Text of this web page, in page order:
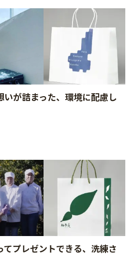
いが詰まった、環境に配慮し
てプレゼントできる、洗練さ